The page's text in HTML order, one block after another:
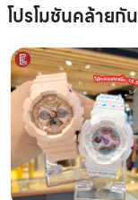
โปรโมชันคล้ายกัน